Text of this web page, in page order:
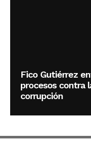
Fico Gutiérrez
procesos contra
corrupción